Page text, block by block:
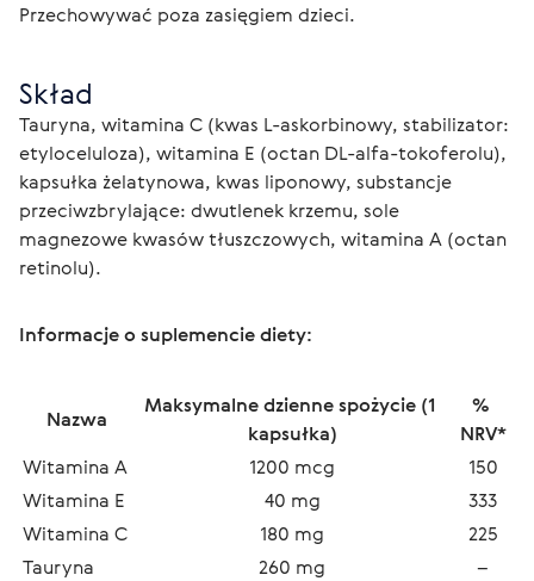
Przechowywać poza zasięgiem dzieci.
Skład
Tauryna, witamina C (kwas L-askorbinowy, stabilizator:
etyloceluloza), witamina E (octan DL-alfa-tokoferolu),
kapsułka żelatynowa, kwas liponowy, substancje
przeciwzbrylające: dwutlenek krzemu, sole
magnezowe kwasów tłuszczowych, witamina A (octan
retinolu).
Informacje o suplemencie diety:
Nazwa
Мaksymalne dzienne spożycie (1
kapsułka)
%
NRV*
Witamina A
1200 mcg
150
Witamina E
40 mg
333
Witamina C
180 mg
225
Tauryna
260 mg
–